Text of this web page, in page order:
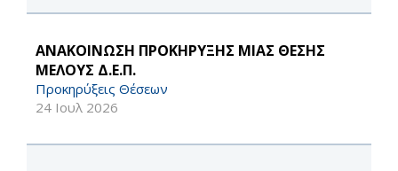
ΑΝΑΚΟΙΝΩΣΗ ΠΡΟΚΗΡΥΞΗΣ ΜΙΑΣ ΘΕΣΗΣ
ΜΕΛΟΥΣ Δ.Ε.Π.
Προκηρύξεις Θέσεων
24 Ιουλ 2026